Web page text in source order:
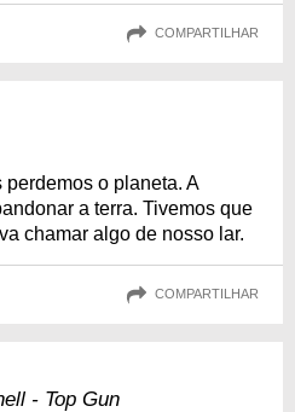
COMPARTILHAR
o planeta. A
a terra. Tivemos que
chamar algo de nosso lar.
COMPARTILHAR
- Top Gun